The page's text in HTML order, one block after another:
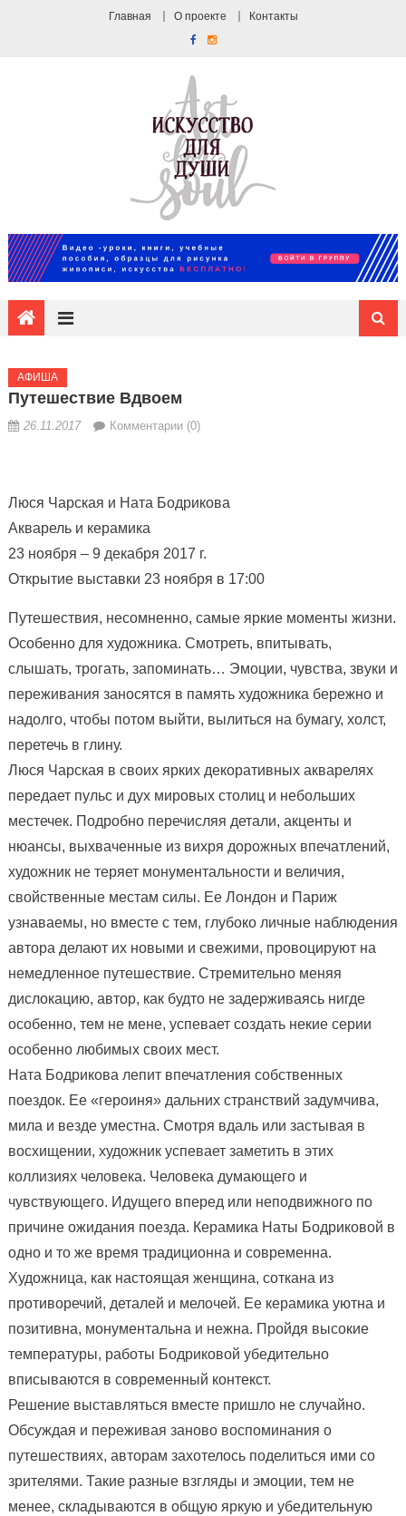
Главная О проекте Контакты
АФИША
Путешествие Вдвоем
26.11.2017 Комментарии (0)
Люся Чарская и Ната Бодрикова
Акварель и керамика
23 ноября – 9 декабря 2017 г.
Открытие выставки 23 ноября в 17:00
Путешествия, несомненно, самые яркие моменты жизни.
Особенно для художника. Смотреть, впитывать,
слышать, трогать, запоминать… Эмоции, чувства, звуки и
переживания заносятся в память художника бережно и
надолго, чтобы потом выйти, вылиться на бумагу, холст,
перетечь в глину.
Люся Чарская в своих ярких декоративных акварелях
передает пульс и дух мировых столиц и небольших
местечек. Подробно перечисляя детали, акценты и
нюансы, выхваченные из вихря дорожных впечатлений,
художник не теряет монументальности и величия,
свойственные местам силы. Ее Лондон и Париж
узнаваемы, но вместе с тем, глубоко личные наблюдения
автора делают их новыми и свежими, провоцируют на
немедленное путешествие. Стремительно меняя
дислокацию, автор, как будто не задерживаясь нигде
особенно, тем не мене, успевает создать некие серии
особенно любимых своих мест.
Ната Бодрикова лепит впечатления собственных
поездок. Ее «героиня» дальних странствий задумчива,
мила и везде уместна. Смотря вдаль или застывая в
восхищении, художник успевает заметить в этих
коллизиях человека. Человека думающего и
чувствующего. Идущего вперед или неподвижного по
причине ожидания поезда. Керамика Наты Бодриковой в
одно и то же время традиционна и современна.
Художница, как настоящая женщина, соткана из
противоречий, деталей и мелочей. Ее керамика уютна и
позитивна, монументальна и нежна. Пройдя высокие
температуры, работы Бодриковой убедительно
вписываются в современный контекст.
Решение выставляться вместе пришло не случайно.
Обсуждая и переживая заново воспоминания о
путешествиях, авторам захотелось поделиться ими со
зрителями. Такие разные взгляды и эмоции, тем не
менее, складываются в общую яркую и убедительную